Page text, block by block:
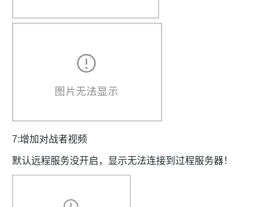
7:增加对战者视频
默认远程服务没开启，显示无法连接到过程服务器！